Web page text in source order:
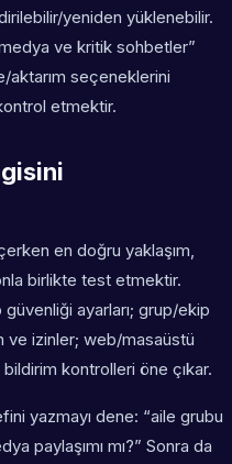
yeniden yüklenebilir.
ve kritik sohbetler”
seçeneklerini
etmektir.
en doğru yaklaşım,
birlikte test etmektir.
ayarları; grup/ekip
izinler; web/masaüstü
kontrolleri öne çıkar.
yazmayı dene: “aile grubu
paylaşımı mı?” Sonra da